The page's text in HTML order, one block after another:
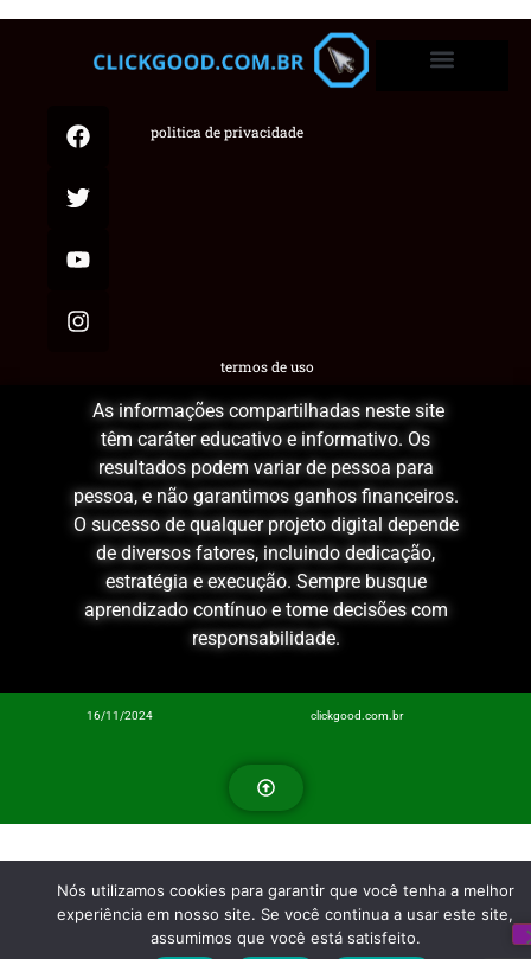
termos de uso
politica de privacidade
As informações compartilhadas neste site
têm caráter educativo e informativo. Os
resultados podem variar de pessoa para
pessoa, e não garantimos ganhos financeiros.
O sucesso de qualquer projeto digital depende
de diversos fatores, incluindo dedicação,
estratégia e execução. Sempre busque
aprendizado contínuo e tome decisões com
responsabilidade.
16/11/2024 clickgood.com.br
Nós utilizamos cookies para garantir que você tenha a melhor
experiência em nosso site. Se você continua a usar este site,
assumimos que você está satisfeito.